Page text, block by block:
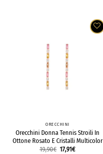
ORECCHINI
Orecchini Donna Tennis Stroili In
Ottone Rosato E Cristalli Multicolor
19,90€ 17,91€